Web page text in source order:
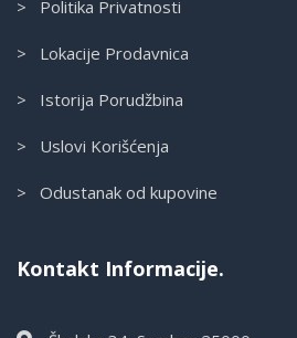
> Politika Privatnosti
> Lokacije Prodavnica
> Istorija Porudžbina
> Uslovi Korišćenja
> Odustanak od kupovine
Kontakt Informacije.